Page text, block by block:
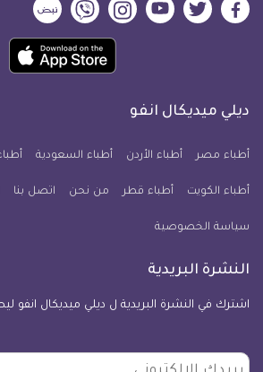
ديلي
فيسبوك
ديلي
تويتر
ديلي
ميديكال
يوتيوب
ديلي
ميديكال
انفو
ديلي
ميديكال
انفو
ديلي
انفو
حمل
تطبيق
معلومة
للآيفون
ديلي ميديكال انفو
أطباء مصر أطباء الأردن أطباء السعودية
أطباء الكويت أطباء قطر من نحن اتصل بنا
سياسة الخصوصية
النشرة البريدية
اشترك في النشرة البريدية ل ديلي ميديكال انفو
بريدك